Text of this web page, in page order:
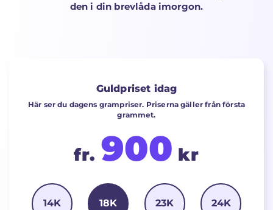
den i din brevlåda imorgon.
Guldpriset idag
Här ser du dagens grampriser. Priserna gäller från första
grammet.
fr. 900 kr
14K 18K 23K 24K